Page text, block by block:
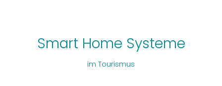
Smart Home Systeme
im Tourismus